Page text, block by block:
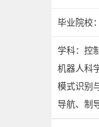
毕业院校
学科：控
机器人科
模式识别
导航、制